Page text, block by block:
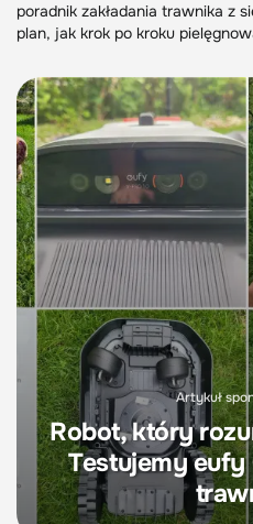
poradnik zakładania trawnika z
plan, jak krok po kroku
Artykuł
Robot, który
Testujemy eufy